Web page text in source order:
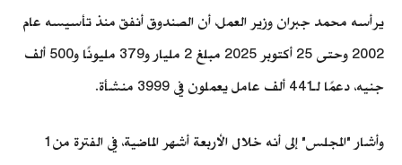
يرأسه محمد جبران وزير العمل، أن الصندوق أنفق منذ تأسيسه عام
2002 وحتى 25 أكتوبر 2025 مبلغ 2 مليار و379 مليونًا و500 ألف
جنيه، دعمًا لـ441 ألف عامل يعملون في 3999 منشأة.
وأشار "المجلس" إلى أنه خلال الأربعة أشهر الماضية، في الفترة من 1